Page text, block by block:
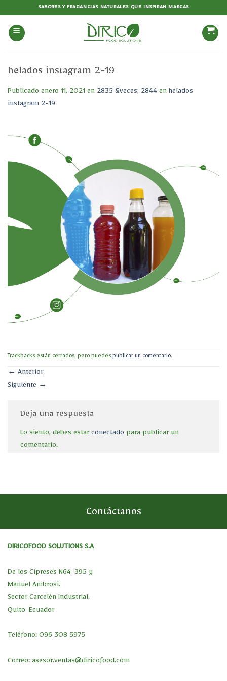
contenido
SABORES Y FRAGANCIAS NATURALES QUE INSPIRAN MARCAS
helados instagram 2-19
Publicado enero 11, 2021 en 2835 &veces; 2844 en helados
instagram 2-19
Trackbacks están cerrados, pero puedes publicar un comentario.
← Anterior
Siguiente →
Deja una respuesta
Lo siento, debes estarconectado para publicar un
comentario.
Contáctanos
DIRICOFOOD SOLUTIONS S.A
De los Cipreses N64-395 y
Manuel Ambrosi.
Sector Carcelén Industrial.
Quito-Ecuador
Teléfono: 096 308 5975
Correo: asesor.ventas@diricofood.com